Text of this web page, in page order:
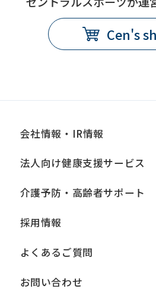
Cen's
会社情報・IR情報
法人向け健康支援サービス
介護予防・高齢者サポート
採用情報
よくあるご質問
お問い合わせ